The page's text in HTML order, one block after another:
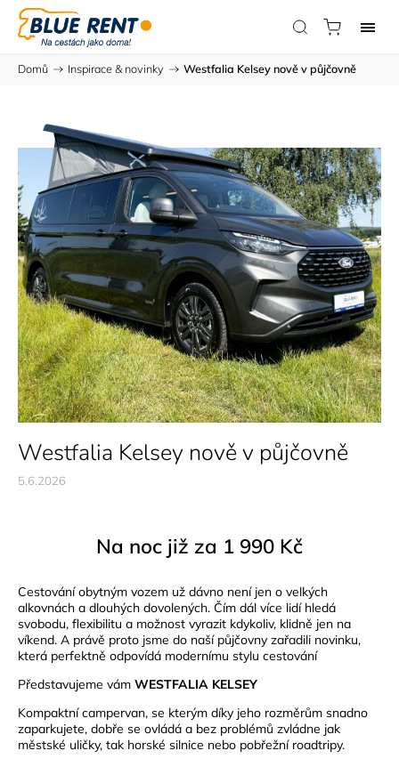
Domů / Inspirace & novinky / Westfalia Kelsey nově v půjčovně
Westfalia Kelsey nově v půjčovně
5.6.2026
Na noc již za 1 990 Kč
Cestování obytným vozem už dávno není jen o velkých
alkovnách a dlouhých dovolených. Čím dál více lidí hledá
svobodu, flexibilitu a možnost vyrazit kdykoliv, klidně jen na
víkend. A právě proto jsme do naší půjčovny zařadili novinku,
která perfektně odpovídá modernímu stylu cestování
Představujeme vám WESTFALIA KELSEY
Kompaktní campervan, se kterým díky jeho rozměrům snadno
zaparkujete, dobře se ovládá a bez problémů zvládne jak
městské uličky, tak horské silnice nebo pobřežní roadtripy.